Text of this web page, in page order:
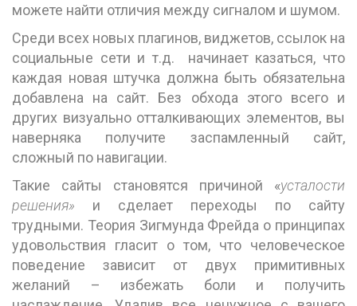
можете найти отличия между сигналом и шумом.
Среди всех новых плагинов, виджетов, ссылок на
социальные сети и т.д. начинает казаться, что
каждая новая штучка должна быть обязательна
добавлена на сайт. Без обхода этого всего и
других визуально отталкивающих элементов, вы
наверняка получите заспамленный сайт,
сложный по навигации.
Такие сайты становятся причиной «усталости
решения» и сделает переходы по сайту
трудными. Теория Зигмунда Фрейда о принципах
удовольствия гласит о том, что человеческое
поведение зависит от двух примитивных
желаний – избежать боли и получить